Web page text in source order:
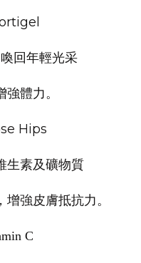
回年輕光采
強體力。
Hips
生素及礦物質
增強皮膚抵抗力。
C